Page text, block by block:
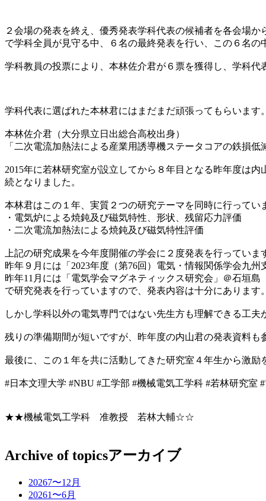
２会場の発表を終え、優秀発表学科代表の候補者を各会場
で学科全員が見守る中、６名の最終発表を行い、この６名の
学科教員の投票により、本林佐介君が６票を獲得し、学科代
学科代表に選ばれた本林君にはまだまだ頑張ってもらいま
本林佐介君（大分県立日出総合高校出身）
「二次電流加熱法による産業用誘導機ステータコアの鉄損低
2015年に若林研究室が設立してから８年目となる昨年度は
続となりました。
本林君はこの１年、実質２つの研究テーマを同時に行ってい
・電気炉による焼鈍及び磁気特性、形状、残留応力評価
・二次電流加熱法による焼鈍及び磁気特性評価
上記の研究成果を今年度開催の学会に２度発表を行っていま
昨年９月には「2023年度（第76回）電気・情報関係学会九州
昨年11月には「電気学会マグネティックス研究会」＠石垣島
で研究発表を行っていますので、発表内容は十分にあります。
しかし学科以外の電気専門ではない先生方も理解できる工夫
残りの準備期間が短いですが、昨年度の内山君の発表資料も
最後に、この１年を共に活動してきた研究室４年生から激励
#日本文理大学 #NBU #工学部 #機械電気工学科 #若林研究室
★★機械電気工学科 准教授 若林大輔☆☆
Archive of topicsアーカイブ
20267〜12月
20261〜6月